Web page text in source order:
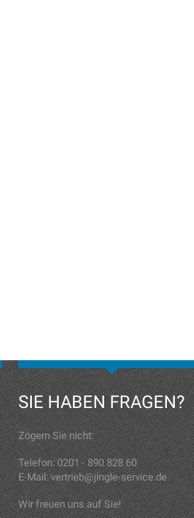
SIE HABEN FRAGEN?
Zögern Sie nicht:
Telefon: 0201 - 890 828 60
E-Mail: vertrieb@jingle-service.de
Wir freuen uns auf Sie!